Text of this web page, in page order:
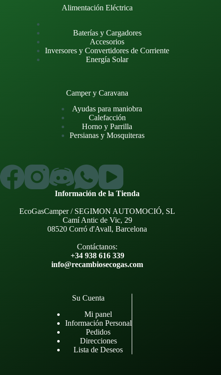
Alimentación Eléctrica
Baterías y Cargadores
Accesorios
Inversores y Convertidores de Corriente
Energía Solar
Camper y Caravana
Ayudas para maniobra
Calefacción
Horno y Parrilla
Persianas y Mosquiteras
Información de la Tienda
EcoGasCamper / SEGIMON AUTOMOCIÓ, SL
Camí Antic de Vic, 29
08520 Corró d'Avall, Barcelona
Contáctanos:
+34 938 616 339
info@recambiosecogas.com
Su Cuenta
Mi panel
Información Personal
Pedidos
Direcciones
Lista de Deseos